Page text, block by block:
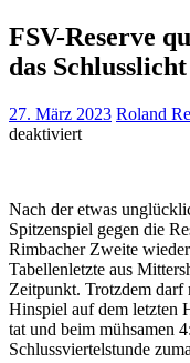
FSV-Reserve
das
27. März 2023 Roland
deaktiviertfür
sich
zum
Sieg
gegen
das
Schlusslicht
aus
Mittershausen
Nach der etwas
Spitzenspiel gegen die
Rimbacher Zweite
Tabellenletzte aus
Zeitpunkt. Trotzdem darf
Hinspiel auf dem letzten
tat und beim mühsamen
Schlussviertelstunde